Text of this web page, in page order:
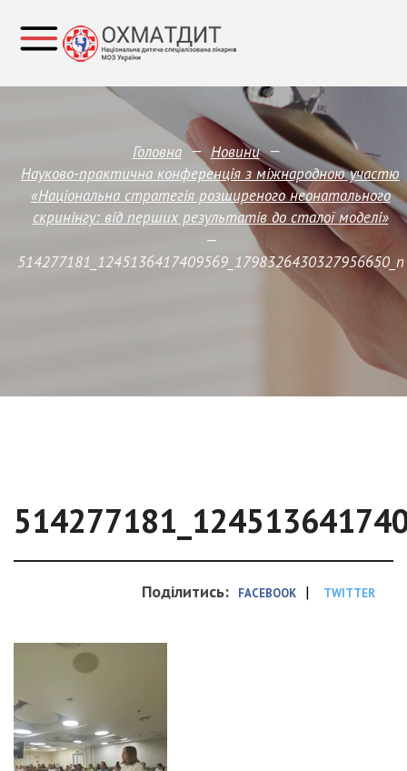
Головна — Новини —
Науково-практична конференція з міжнародною участю
«Національна стратегія розширеного неонатального
скринінгу: від перших результатів до сталої моделі»
—
514277181_1245136417409569_1798326430327956650_n
Поділитись: FACEBOOK | TWITTER